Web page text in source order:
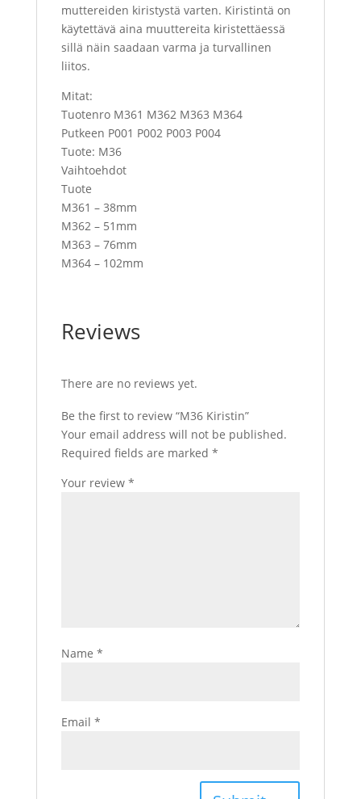
muttereiden kiristystä varten. Kiristintä on
käytettävä aina muuttereita kiristettäessä
sillä näin saadaan varma ja turvallinen
liitos.
Mitat:
Tuotenro M361 M362 M363 M364
Putkeen P001 P002 P003 P004
Tuote: M36
Vaihtoehdot
Tuote
M361 – 38mm
M362 – 51mm
M363 – 76mm
M364 – 102mm
Reviews
There are no reviews yet.
Be the first to review “M36 Kiristin”
Your email address will not be published.
Required fields are marked *
Your review *
Name *
Email *